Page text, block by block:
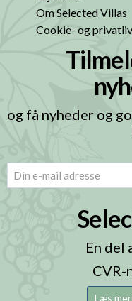
Om Selected Villas
Cookie- og
og få nyheder og
email (Påkrævet)
En del
Læs